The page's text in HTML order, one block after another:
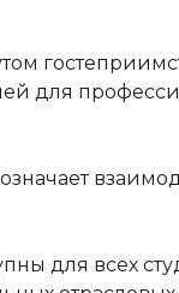
для
для всех